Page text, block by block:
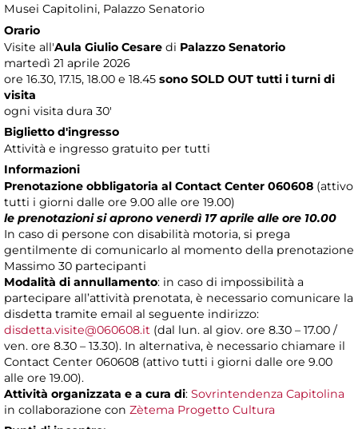
Musei Capitolini, Palazzo Senatorio
Orario
Visite all'Aula Giulio Cesare di Palazzo Senatorio
martedì 21 aprile 2026
ore 16.30, 17.15, 18.00 e 18.45 sono SOLD OUT tutti i turni di
visita
ogni visita dura 30'
Biglietto d'ingresso
Attività e ingresso gratuito per tutti
Informazioni
Prenotazione obbligatoria al Contact Center 060608 (attivo
tutti i giorni dalle ore 9.00 alle ore 19.00)
le prenotazioni si aprono venerdì 17 aprile alle ore 10.00
In caso di persone con disabilità motoria, si prega
gentilmente di comunicarlo al momento della prenotazione
Massimo 30 partecipanti
Modalità di annullamento: in caso di impossibilità a
partecipare all’attività prenotata, è necessario comunicare la
disdetta tramite email al seguente indirizzo:
disdetta.visite@060608.it (dal lun. al giov. ore 8.30 – 17.00 /
ven. ore 8.30 – 13.30). In alternativa, è necessario chiamare il
Contact Center 060608 (attivo tutti i giorni dalle ore 9.00
alle ore 19.00).
Attività organizzata e a cura di: Sovrintendenza Capitolina
in collaborazione con Zètema Progetto Cultura